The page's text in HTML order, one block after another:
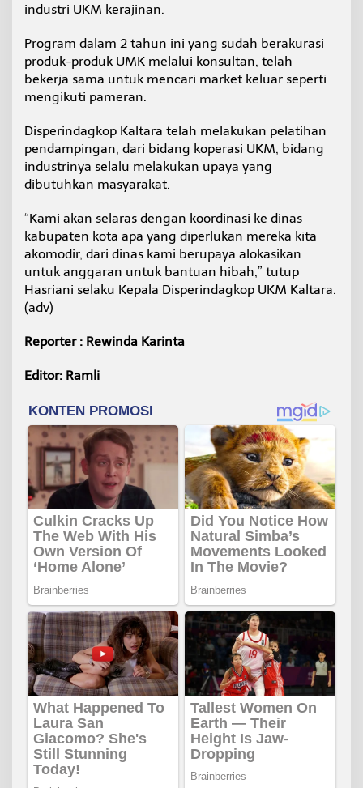
industri UKM kerajinan.
Program dalam 2 tahun ini yang sudah berakurasi
produk-produk UMK melalui konsultan, telah
bekerja sama untuk mencari market keluar seperti
mengikuti pameran.
Disperindagkop Kaltara telah melakukan pelatihan
pendampingan, dari bidang koperasi UKM, bidang
industrinya selalu melakukan upaya yang
dibutuhkan masyarakat.
“Kami akan selaras dengan koordinasi ke dinas
kabupaten kota apa yang diperlukan mereka kita
akomodir, dari dinas kami berupaya alokasikan
untuk anggaran untuk bantuan hibah,” tutup
Hasriani selaku Kepala Disperindagkop UKM Kaltara.
(adv)
Reporter : Rewinda Karinta
Editor: Ramli